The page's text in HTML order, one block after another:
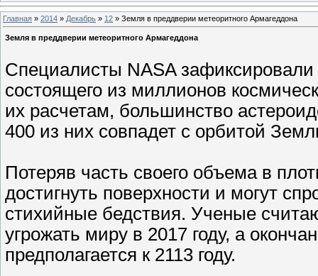
Главная » 2014 » Декабрь » 12 » Земля в преддверии метеоритного Армагеддона
Земля в преддверии метеоритного Армагеддона
Специалисты NASA
состоящего из миллионов
их расчетам, большинство
400 из них совпадет с орбитой
Потеряв часть своего объема в
достигнуть поверхности и могут
стихийные бедствия. Ученые
угрожать миру в 2017 году, а
предполагается к 2113 году.